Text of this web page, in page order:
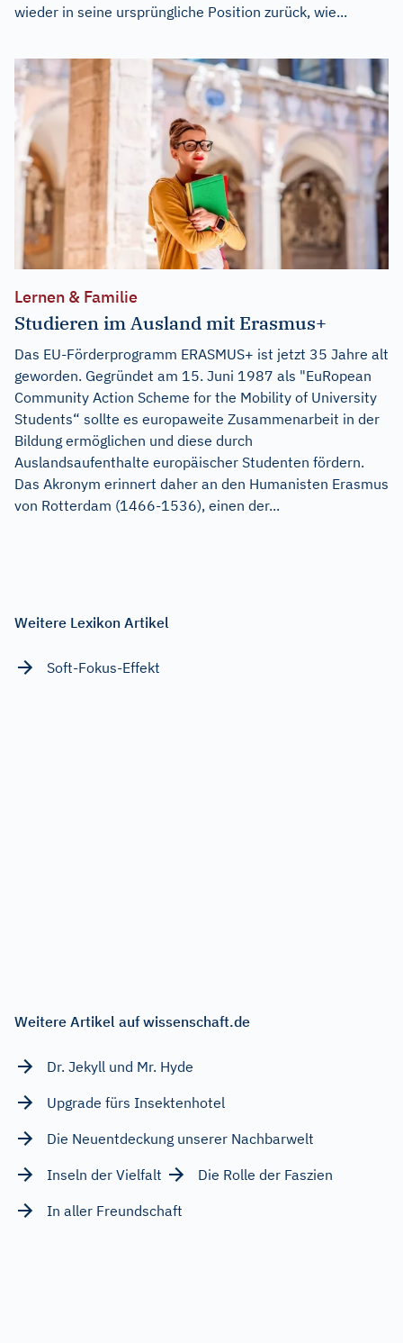
wieder in seine ursprüngliche Position zurück, wie...
Lernen & Familie
Studieren im Ausland mit Erasmus+
Das EU-Förderprogramm ERASMUS+ ist jetzt 35 Jahre alt
geworden. Gegründet am 15. Juni 1987 als "EuRopean
Community Action Scheme for the Mobility of University
Students“ sollte es europaweite Zusammenarbeit in der
Bildung ermöglichen und diese durch
Auslandsaufenthalte europäischer Studenten fördern.
Das Akronym erinnert daher an den Humanisten Erasmus
von Rotterdam (1466-1536), einen der...
Weitere Lexikon Artikel
Soft-Fokus-Effekt
Weitere Artikel auf wissenschaft.de
Dr. Jekyll und Mr. Hyde
Upgrade fürs Insektenhotel
Die Neuentdeckung unserer Nachbarwelt
Inseln der Vielfalt
Die Rolle der Faszien
In aller Freundschaft